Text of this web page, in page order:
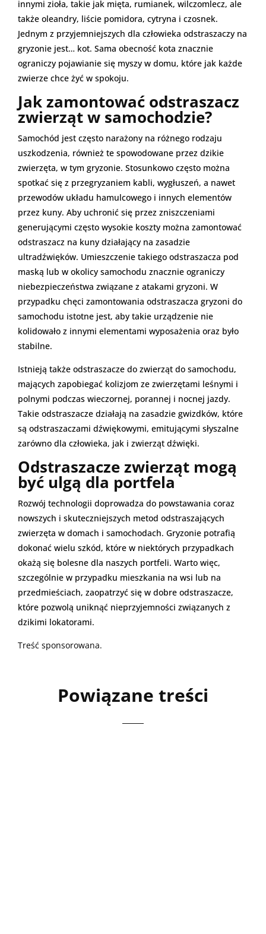
innymi zioła, takie jak mięta, rumianek, wilczomlecz, ale
także oleandry, liście pomidora, cytryna i czosnek.
Jednym z przyjemniejszych dla człowieka odstraszaczy na
gryzonie jest… kot. Sama obecność kota znacznie
ograniczy pojawianie się myszy w domu, które jak każde
zwierze chce żyć w spokoju.
Jak zamontować odstraszacz
zwierząt w samochodzie?
Samochód jest często narażony na różnego rodzaju
uszkodzenia, również te spowodowane przez dzikie
zwierzęta, w tym gryzonie. Stosunkowo często można
spotkać się z przegryzaniem kabli, wygłuszeń, a nawet
przewodów układu hamulcowego i innych elementów
przez kuny. Aby uchronić się przez zniszczeniami
generującymi często wysokie koszty można zamontować
odstraszacz na kuny działający na zasadzie
ultradźwięków. Umieszczenie takiego odstraszacza pod
maską lub w okolicy samochodu znacznie ograniczy
niebezpieczeństwa związane z atakami gryzoni. W
przypadku chęci zamontowania odstraszacza gryzoni do
samochodu istotne jest, aby takie urządzenie nie
kolidowało z innymi elementami wyposażenia oraz było
stabilne.
Istnieją także odstraszacze do zwierząt do samochodu,
mających zapobiegać kolizjom ze zwierzętami leśnymi i
polnymi podczas wieczornej, porannej i nocnej jazdy.
Takie odstraszacze działają na zasadzie gwizdków, które
są odstraszaczami dźwiękowymi, emitującymi słyszalne
zarówno dla człowieka, jak i zwierząt dźwięki.
Odstraszacze zwierząt mogą
być ulgą dla portfela
Rozwój technologii doprowadza do powstawania coraz
nowszych i skuteczniejszych metod odstraszających
zwierzęta w domach i samochodach. Gryzonie potrafią
dokonać wielu szkód, które w niektórych przypadkach
okażą się bolesne dla naszych portfeli. Warto więc,
szczególnie w przypadku mieszkania na wsi lub na
przedmieściach, zaopatrzyć się w dobre odstraszacze,
które pozwolą uniknąć nieprzyjemności związanych z
dzikimi lokatorami.
Treść sponsorowana.
Powiązane treści